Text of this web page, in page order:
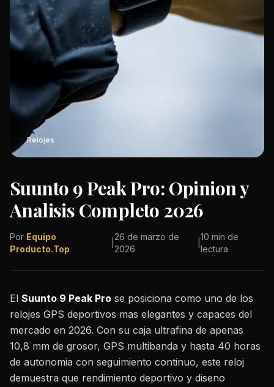
Relojes
Suunto 9 Peak Pro: Opinion y
Analisis Completo 2026
Por Equipo
Producto.Top
|
26 de marzo de
2026
10 min de
lectura
El Suunto 9 Peak Pro se posiciona como uno de los
relojes GPS deportivos mas elegantes y capaces del
mercado en 2026. Con su caja ultrafina de apenas
10,8 mm de grosor, GPS multibanda y hasta 40 horas
de autonomia con seguimiento continuo, este reloj
demuestra que rendimiento deportivo y diseno